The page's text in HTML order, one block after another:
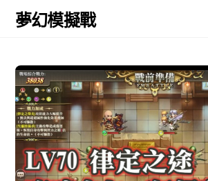
Skip
夢幻模擬戰